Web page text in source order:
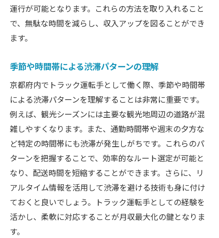
京都府の物流拠点とそのアクセス
地元住民からのルート情報収集方法
燃費向上グッズとその効果
運転スタイルの見直しで燃費改善
燃料価格の変動に対応する方法
コスト削減のための走行計画
燃費管理のためのアプリ活用法
燃費重視の車両選択とそのポイント
トラック運転手が月収を最大化するために今す
ぐ実践すべきこと
スキルアップのための研修参加
健康管理とパフォーマンスの向上
運行が可能となります。これらの方法を取り入れること
で、無駄な時間を減らし、収入アップを図ることができ
ます。
季節や時間帯による渋滞パターンの理解
京都府内でトラック運転手として働く際、季節や時間帯
による渋滞パターンを理解することは非常に重要です。
例えば、観光シーズンには主要な観光地周辺の道路が混
雑しやすくなります。また、通勤時間帯や週末の夕方な
ど特定の時間帯にも渋滞が発生しがちです。これらのパ
ターンを把握することで、効率的なルート選定が可能と
なり、配送時間を短縮することができます。さらに、リ
アルタイム情報を活用して渋滞を避ける技術も身に付け
ておくと良いでしょう。トラック運転手としての経験を
活かし、柔軟に対応することが月収最大化の鍵となりま
す。